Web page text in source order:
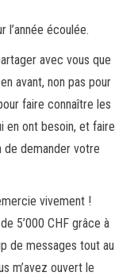
l’année écoulée.
avec vous que
avant, non pas pour
faire connaître les
en ont besoin, et faire
de demander votre
vivement !
5’000 CHF grâce à
de messages tout au
m’avez ouvert le